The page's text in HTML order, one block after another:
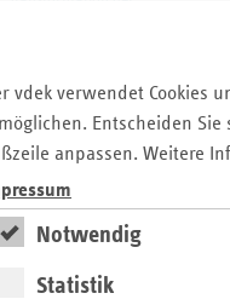
vdek verwendet Cookies
Entscheiden
anpassen. Weitere
Notwendig
Statistik
Magazin